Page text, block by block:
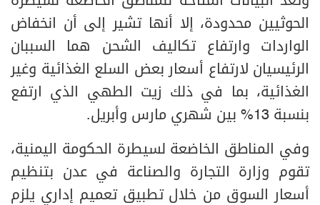
الحوثيين محدودة، إلا أنها تشير إلى أن انخفاض
الواردات وارتفاع تكاليف الشحن هما السببان
الرئيسيان لارتفاع أسعار بعض السلع الغذائية وغير
الغذائية، بما في ذلك زيت الطهي الذي ارتفع
بنسبة 13% بين شهري مارس وأبريل.
وفي المناطق الخاضعة لسيطرة الحكومة اليمنية،
تقوم وزارة التجارة والصناعة في عدن بتنظيم
أسعار السوق من خلال تطبيق تعميم إداري يلزم